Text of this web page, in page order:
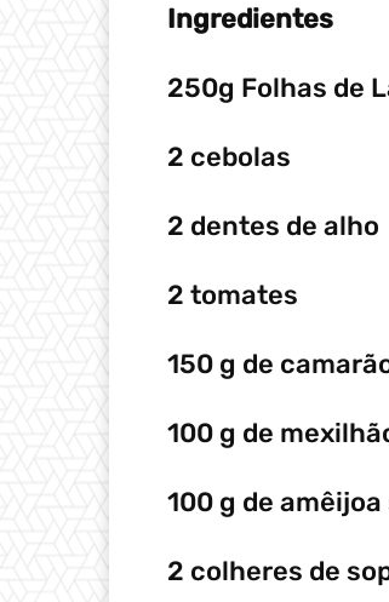
Ingredientes
250g Folhas de
2 cebolas
2 dentes de alho
2 tomates
150 g de
100 g de
100 g de
2 colheres de